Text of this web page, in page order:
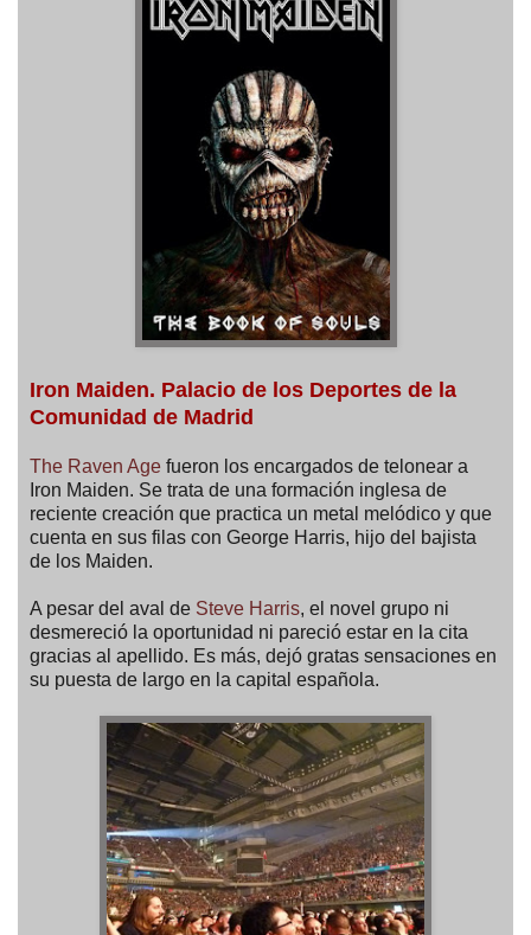
Iron Maiden. Palacio de los Deportes de la
Comunidad de Madrid
The Raven Age fueron los encargados de telonear a
Iron Maiden. Se trata de una formación inglesa de
reciente creación que practica un metal melódico y que
cuenta en sus filas con George Harris, hijo del bajista
de los Maiden.
A pesar del aval de Steve Harris, el novel grupo ni
desmereció la oportunidad ni pareció estar en la cita
gracias al apellido. Es más, dejó gratas sensaciones en
su puesta de largo en la capital española.